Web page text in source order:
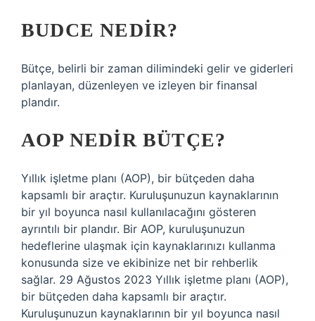
BUDCE NEDIR?
Bütçe, belirli bir zaman dilimindeki gelir ve giderleri
planlayan, düzenleyen ve izleyen bir finansal
plandır.
AOP NEDIR BÜTÇE?
Yıllık işletme planı (AOP), bir bütçeden daha
kapsamlı bir araçtır. Kuruluşunuzun kaynaklarının
bir yıl boyunca nasıl kullanılacağını gösteren
ayrıntılı bir plandır. Bir AOP, kuruluşunuzun
hedeflerine ulaşmak için kaynaklarınızı kullanma
konusunda size ve ekibinize net bir rehberlik
sağlar. 29 Ağustos 2023 Yıllık işletme planı (AOP),
bir bütçeden daha kapsamlı bir araçtır.
Kuruluşunuzun kaynaklarının bir yıl boyunca nasıl